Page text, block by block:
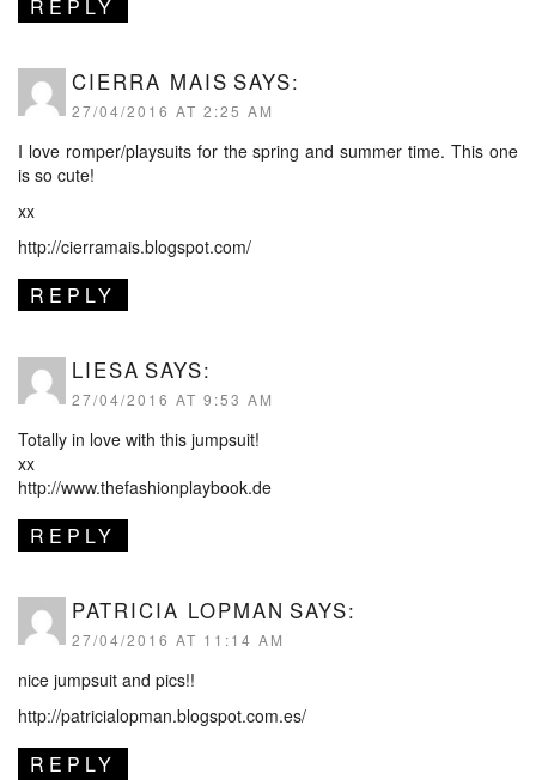
REPLY
CIERRA MAIS SAYS:
27/04/2016 AT 2:25 AM
I love romper/playsuits for the spring and summer time. This one
is so cute!
xx
http://cierramais.blogspot.com/
REPLY
LIESA SAYS:
27/04/2016 AT 9:53 AM
Totally in love with this jumpsuit!
xx
http://www.thefashionplaybook.de
REPLY
PATRICIA LOPMAN SAYS:
27/04/2016 AT 11:14 AM
nice jumpsuit and pics!!
http://patricialopman.blogspot.com.es/
REPLY